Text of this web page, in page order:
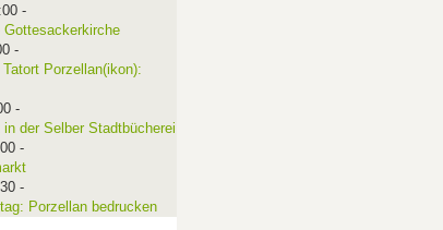
-
Gottesackerkirche
-
Porzellan(ikon):
-
der Selber Stadtbücherei
-
-
Porzellan bedrucken